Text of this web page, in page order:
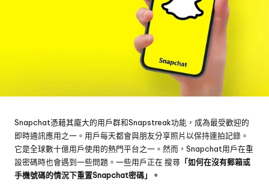
Snapchat憑藉其龐大的用戶群和Snapstreak功能，成為最受歡迎的
即時通訊應用之一。用戶每天都會與朋友分享照片以保持連拍記錄。
它是全球數十億用戶使用的熱門平台之一。然而，Snapchat用戶在重
設密碼時也會遇到一些問題。一些用戶正在 搜尋 「如何在沒有郵箱或
手機號碼的情況下重置Snapchat密碼」。